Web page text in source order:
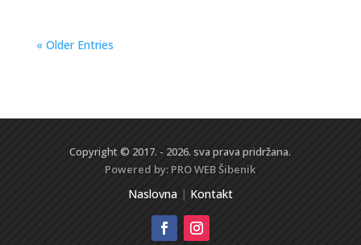
« Older Entries
Copyright © 2017. - 2026. sva prava pridržana.
Powered by: PRO WEBŠibenik
Naslovna| Kontakt